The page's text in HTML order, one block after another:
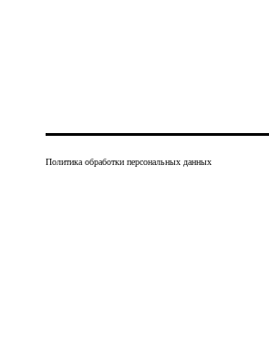
Политика обработки персональных данных